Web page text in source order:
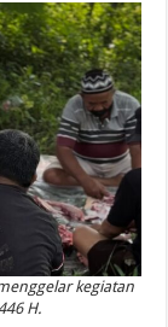
kegiatan
H.